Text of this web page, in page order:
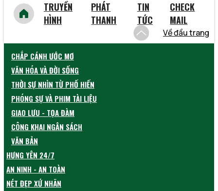
TRUYỀN
HÌNH
PHÁT
THANH
TIN
TỨC
CHECK
MAIL
Về đầu trang
CHẮP CÁNH ƯỚC MƠ
VĂN HÓA VÀ ĐỜI SỐNG
THỜI SỰ NHÌN TỪ PHỐ HIẾN
PHÓNG SỰ VÀ PHIM TÀI LIỆU
GIAO LƯU - TỌA ĐÀM
CÔNG KHAI NGÂN SÁCH
VĂN BẢN
HƯNG YÊN 24/7
AN NINH - AN TOÀN
NÉT ĐẸP XỨ NHÃN